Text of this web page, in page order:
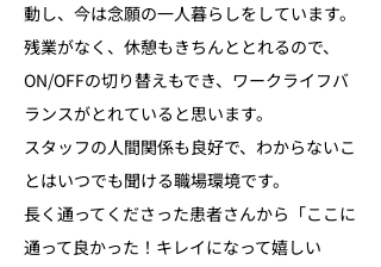
動し、今は念願の一人暮らしをしています。
残業がなく、休憩もきちんととれるので、
ON/OFFの切り替えもでき、ワークライフバ
ランスがとれていると思います。
スタッフの人間関係も良好で、わからないこ
とはいつでも聞ける職場環境です。
長く通ってくださった患者さんから「ここに
通って良かった！キレイになって嬉しい